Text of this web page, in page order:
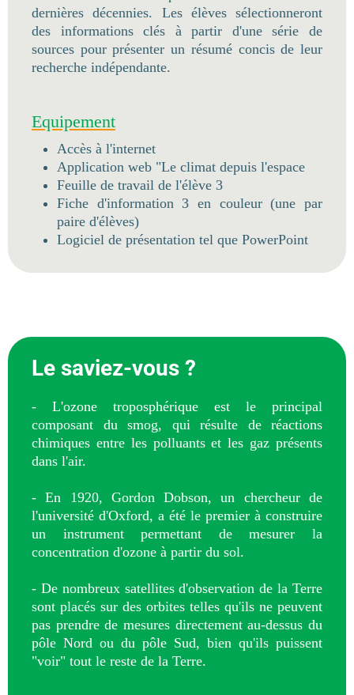
dernières décennies. Les élèves sélectionneront
des informations clés à partir d'une série de
sources pour présenter un résumé concis de leur
recherche indépendante.
Equipement
Accès à l'internet
Application web "Le climat depuis l'espace
Feuille de travail de l'élève 3
Fiche d'information 3 en couleur (une par
paire d'élèves)
Logiciel de présentation tel que PowerPoint
Le saviez-vous ?
- L'ozone troposphérique est le principal
composant du smog, qui résulte de réactions
chimiques entre les polluants et les gaz présents
dans l'air.
- En 1920, Gordon Dobson, un chercheur de
l'université d'Oxford, a été le premier à construire
un instrument permettant de mesurer la
concentration d'ozone à partir du sol.
- De nombreux satellites d'observation de la Terre
sont placés sur des orbites telles qu'ils ne peuvent
pas prendre de mesures directement au-dessus du
pôle Nord ou du pôle Sud, bien qu'ils puissent
"voir" tout le reste de la Terre.